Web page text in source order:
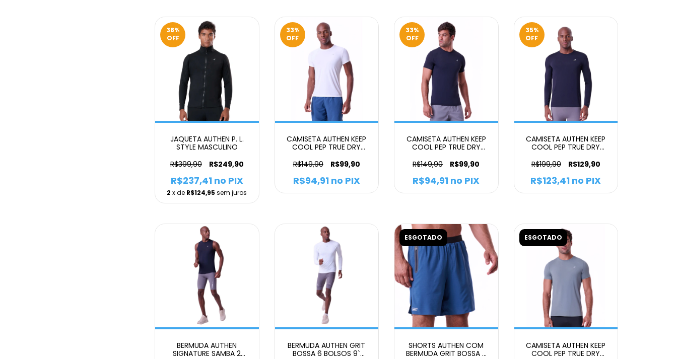
38%
OFF
JAQUETA AUTHEN P. L.
STYLE MASCULINO
R$399,90
R$249,90
2 x de R$124,95 sem juros
R$237,41no PIX
33%
OFF
CAMISETA AUTHEN KEEP
COOL PEP TRUE DRY
R$149,90
R$99,90
R$94,91no PIX
33%
OFF
CAMISETA AUTHEN KEEP
COOL PEP TRUE DRY
R$149,90
R$99,90
R$94,91 no PIX
35%
OFF
CAMISETA AUTHEN KEEP
COOL PEP TRUE DRY
MASCULINO PRETO
R$199,90 R$129,90
R$123,41 no PIX
BERMUDA AUTHEN
SIGNATURE SAMBA 2
BERMUDA AUTHEN GRIT
BOSSA 6 BOLSOS 9`
ESGOTADO
SHORTS AUTHEN COM
BERMUDA GRIT BOSSA 5
ESGOTADO
CAMISETA AUTHEN KEEP
COOL PEP TRUE DRY